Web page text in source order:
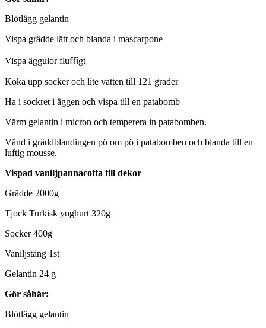
Blötlägg gelantin
Vispa grädde lätt och blanda i mascarpone
Vispa äggulor fluﬃgt
Koka upp socker och lite vatten till 121 grader
Ha i sockret i äggen och vispa till en patabomb
Värm gelantin i micron och temperera in patabomben.
Vänd i gräddblandingen pö om pö i patabomben och blanda till en
luftig mousse.
Vispad vaniljpannacotta till dekor
Grädde 2000g
Tjock Turkisk yoghurt 320g
Socker 400g
Vaniljstång 1st
Gelantin 24 g
Gör såhär:
Blötlägg gelantin